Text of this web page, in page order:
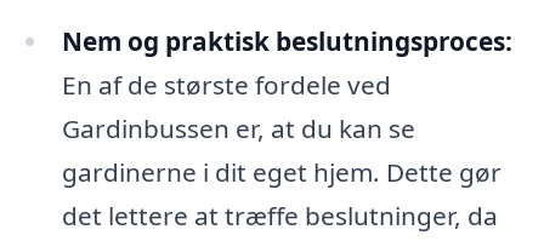
Nem og praktisk beslutningsproces:
En af de største fordele ved
Gardinbussen er, at du kan se
gardinerne i dit eget hjem. Dette gør
det lettere at træffe beslutninger, da